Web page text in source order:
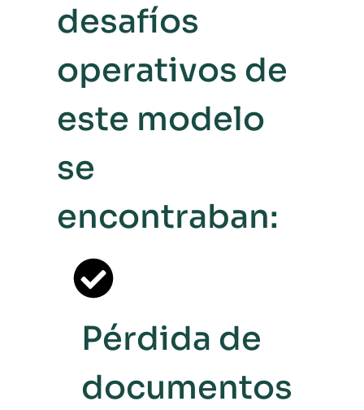
desafíos
operativos de
este modelo
se
encontraban:
Pérdida de
documentos